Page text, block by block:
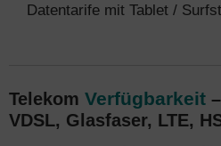
Datentarife mit Tablet /
Telekom Verfügbarkeit
VDSL, Glasfaser, LTE,